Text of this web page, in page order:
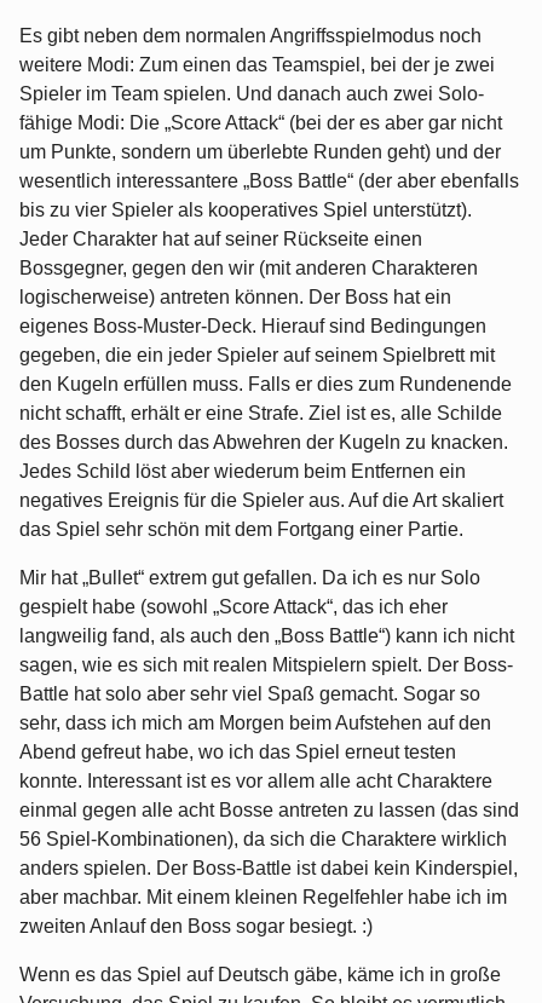
Es gibt neben dem normalen Angriffsspielmodus noch
weitere Modi: Zum einen das Teamspiel, bei der je zwei
Spieler im Team spielen. Und danach auch zwei Solo-
fähige Modi: Die „Score Attack“ (bei der es aber gar nicht
um Punkte, sondern um überlebte Runden geht) und der
wesentlich interessantere „Boss Battle“ (der aber ebenfalls
bis zu vier Spieler als kooperatives Spiel unterstützt).
Jeder Charakter hat auf seiner Rückseite einen
Bossgegner, gegen den wir (mit anderen Charakteren
logischerweise) antreten können. Der Boss hat ein
eigenes Boss-Muster-Deck. Hierauf sind Bedingungen
gegeben, die ein jeder Spieler auf seinem Spielbrett mit
den Kugeln erfüllen muss. Falls er dies zum Rundenende
nicht schafft, erhält er eine Strafe. Ziel ist es, alle Schilde
des Bosses durch das Abwehren der Kugeln zu knacken.
Jedes Schild löst aber wiederum beim Entfernen ein
negatives Ereignis für die Spieler aus. Auf die Art skaliert
das Spiel sehr schön mit dem Fortgang einer Partie.
Mir hat „Bullet“ extrem gut gefallen. Da ich es nur Solo
gespielt habe (sowohl „Score Attack“, das ich eher
langweilig fand, als auch den „Boss Battle“) kann ich nicht
sagen, wie es sich mit realen Mitspielern spielt. Der Boss-
Battle hat solo aber sehr viel Spaß gemacht. Sogar so
sehr, dass ich mich am Morgen beim Aufstehen auf den
Abend gefreut habe, wo ich das Spiel erneut testen
konnte. Interessant ist es vor allem alle acht Charaktere
einmal gegen alle acht Bosse antreten zu lassen (das sind
56 Spiel-Kombinationen), da sich die Charaktere wirklich
anders spielen. Der Boss-Battle ist dabei kein Kinderspiel,
aber machbar. Mit einem kleinen Regelfehler habe ich im
zweiten Anlauf den Boss sogar besiegt. :)
Wenn es das Spiel auf Deutsch gäbe, käme ich in große